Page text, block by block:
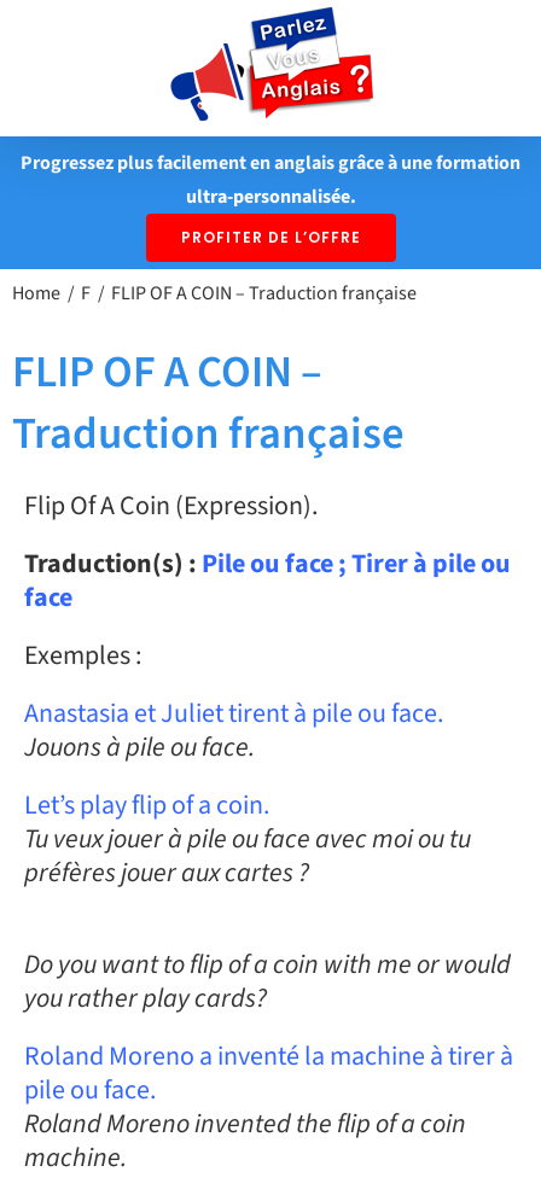
Progressez plus facilement en anglais grâce à une formation
ultra-personnalisée.
PROFITER DE L’OFFRE
Home F FLIP OF A COIN – Traduction française
FLIP OF A COIN –
Traduction française
Flip Of A Coin (Expression).
Traduction(s) :Pile ou face ; Tirer à pile ou
face
Exemples :
Anastasia et Juliet tirent à pile ou face.
Jouons à pile ou face.
Let’s play flip of a coin.
Tu veux jouer à pile ou face avec moi ou tu
préfères jouer aux cartes ?
Do you want to flip of a coin with me or would
you rather play cards?
Roland Moreno a inventé la machine à tirer à
pile ou face.
Roland Moreno invented the flip of a coin
machine.